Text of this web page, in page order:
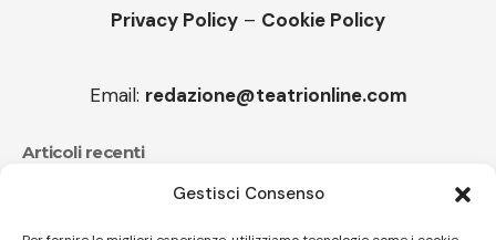
Gestisci Consenso
Privacy Policy – Cookie Policy
Email: redazione@teatrionline.com
Articoli recenti
CucuFestival 2026: teatro di strada a Roana